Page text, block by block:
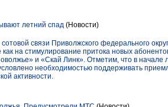
летний спад (Новости)
связи Приволжского федерального
на стимулирование притока новых
и «Скай Линк». Отметим, что в
необходимостью поддерживать
активности.